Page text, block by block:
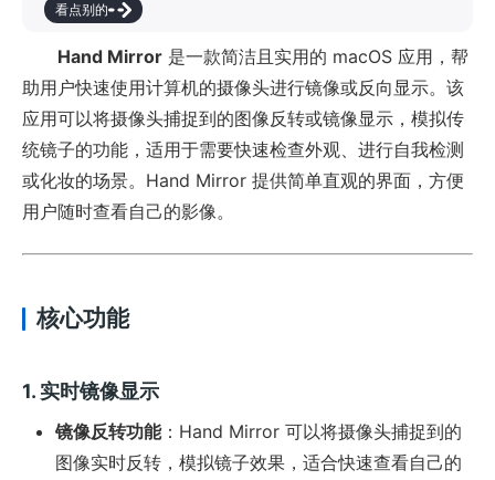
看点别的
Hand Mirror 是一款简洁且实用的 macOS 应用，帮
助用户快速使用计算机的摄像头进行镜像或反向显示。该
应用可以将摄像头捕捉到的图像反转或镜像显示，模拟传
统镜子的功能，适用于需要快速检查外观、进行自我检测
或化妆的场景。Hand Mirror 提供简单直观的界面，方便
用户随时查看自己的影像。
核心功能
1. 实时镜像显示
镜像反转功能：Hand Mirror 可以将摄像头捕捉到的
图像实时反转，模拟镜子效果，适合快速查看自己的